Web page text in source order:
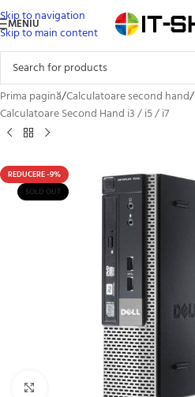
Skip to navigation
Skip to main content
MENIU
Prima pagină/Calculatoare second hand/
Calculatoare Second Hand i3 / i5 / i7
REDUCERE -9%
SOLD OUT
Click to enlarge